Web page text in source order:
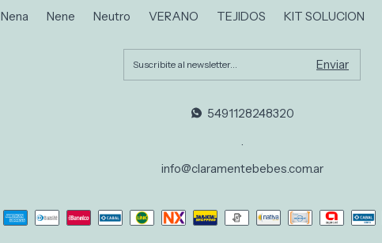
Nena Nene Neutro VERANO TEJIDOS KIT SOLUCION
5491128248320
info@claramentebebes.com.ar